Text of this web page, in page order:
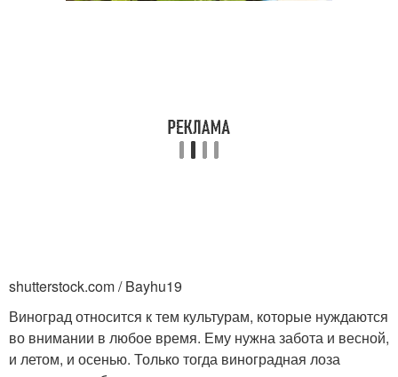
shutterstock.com / Bayhu19
Виноград относится к тем культурам, которые нуждаются
во внимании в любое время. Ему нужна забота и весной,
и летом, и осенью. Только тогда виноградная лоза